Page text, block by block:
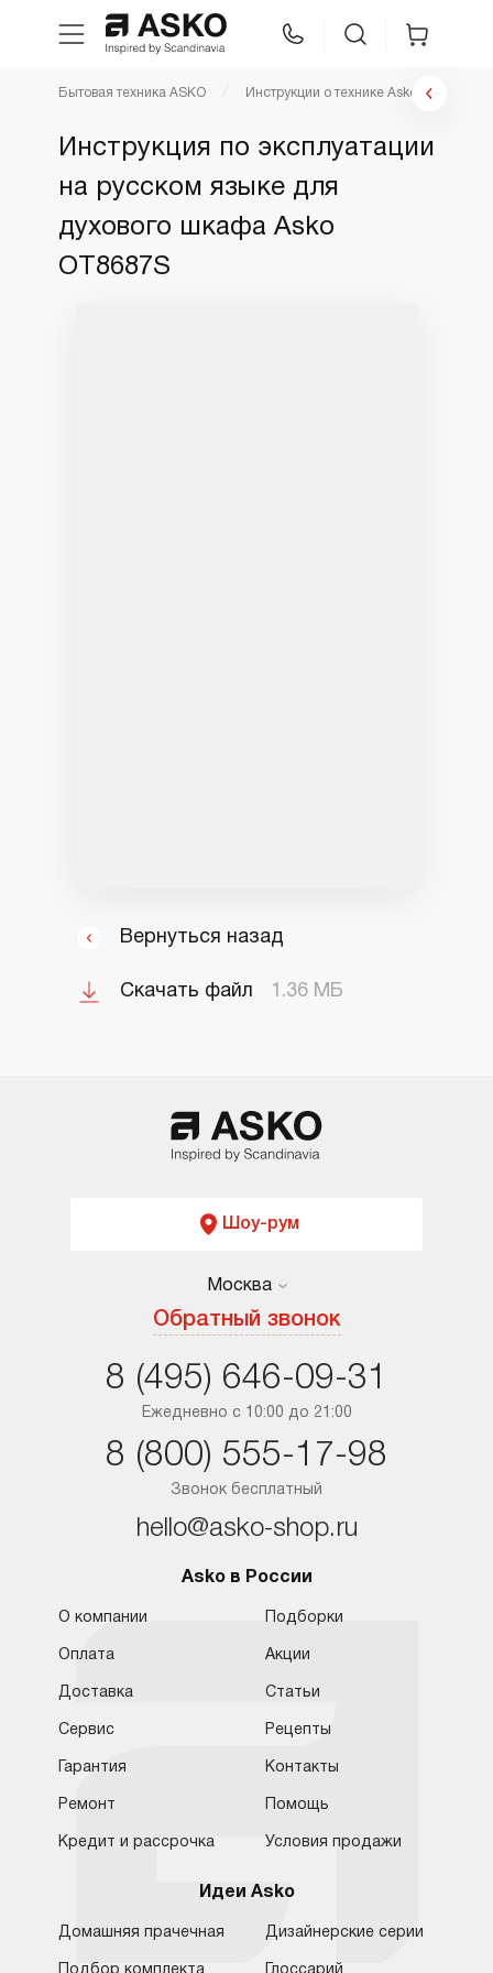
Техника для кухни
Уход за бельем
Бытовая техника ASKO Инструкции о технике Asko
Инструкция по эксплуатации
на русском языке для
духового шкафа Asko
OT8687S
Вернуться назад
Скачать файл 1.36 МБ
Шоу-рум
Москва
Обратный звонок
Москва
Ростов-на-Дону
Ежедневно с 10:00 до 21:00
8 (495) 646-09-31
Звонок бесплатный
8 (800) 555-17-98
hello@asko-shop.ru
Asko в России
О компании
Оплата
Доставка
Сервис
Гарантия
Ремонт
Кредит и рассрочка
Подборки
Акции
Статьи
Рецепты
Контакты
Помощь
Условия продажи
Идеи Asko
Домашняя прачечная Дизайнерские серии